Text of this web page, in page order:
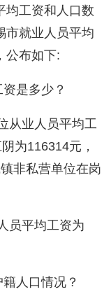
均工资和人口数
市就业人员平均
公布如下:
是多少？
从业人员平均工
为116314元，
非私营单位在岗
员平均工资为
人口情况？